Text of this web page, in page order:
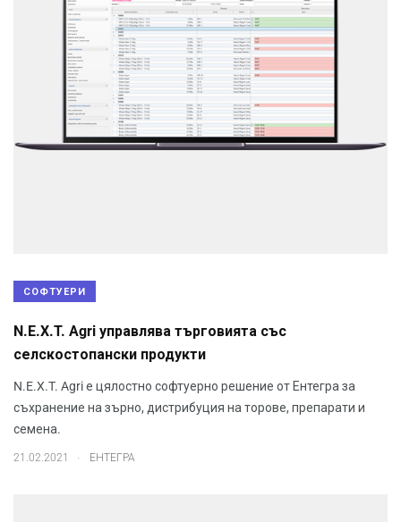
СОФТУЕРИ
N.E.X.T. Agri управлява търговията със
селскостопански продукти
N.E.X.T. Agri е цялостно софтуерно решение от Ентегра за
съхранение на зърно, дистрибуция на торове, препарати и
семена.
21.02.2021 . ЕНТЕГРА